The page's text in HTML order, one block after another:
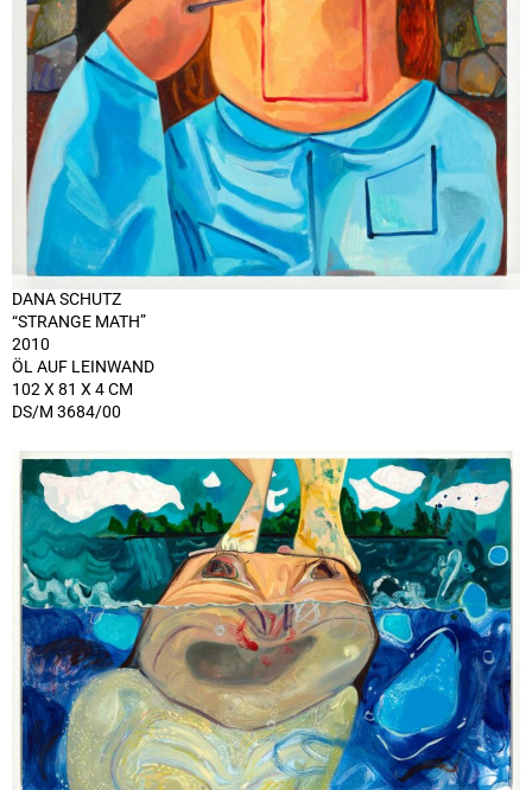
DANA SCHUTZ
“STRANGE MATH”
2010
ÖL AUF LEINWAND
102 X 81 X 4 CM
DS/M 3684/00